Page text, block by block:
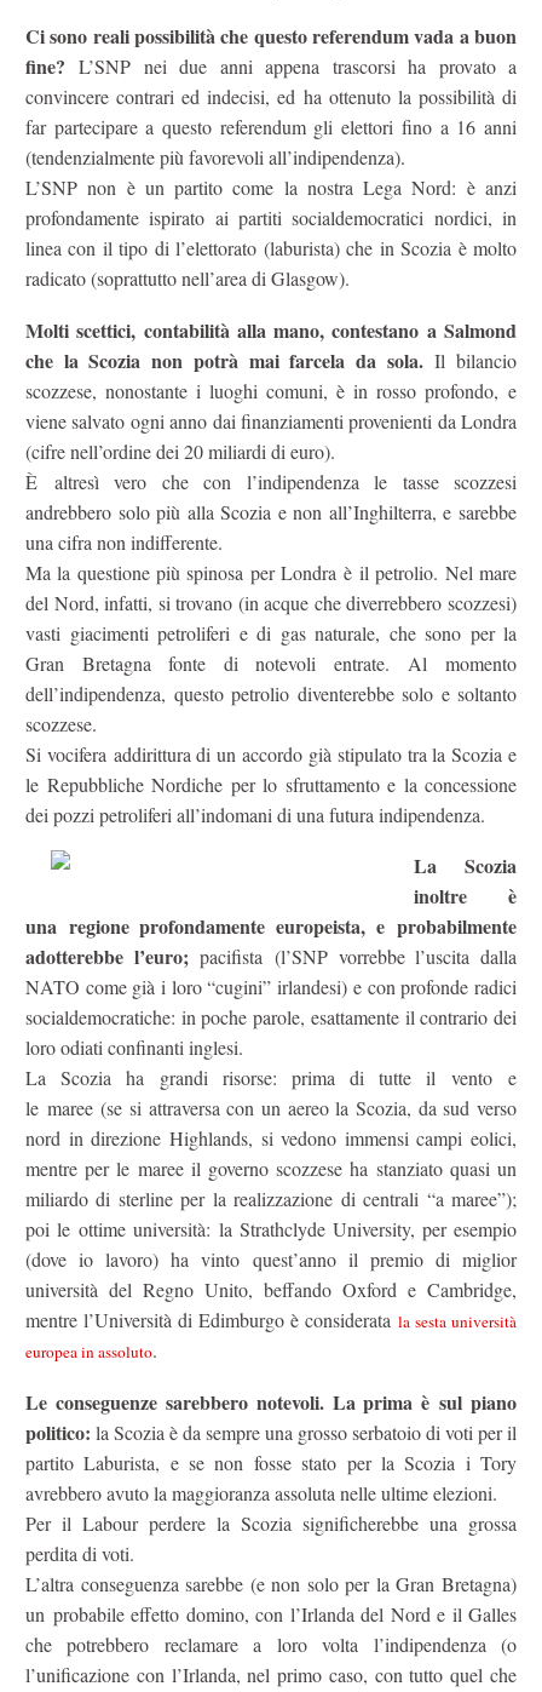
Ci sono reali possibilità che questo referendum vada a buon
fine?L’SNP nei due anni appena trascorsi ha provato a
convincere contrari ed indecisi, ed ha ottenuto la possibilità di
far partecipare a questo referendum gli elettori fino a 16 anni
(tendenzialmente più favorevoli all’indipendenza).
L’SNP non è un partito come la nostra Lega Nord: è anzi
profondamente ispirato ai partiti socialdemocratici nordici, in
linea con il tipo di l’elettorato (laburista) che in Scozia è molto
radicato (soprattutto nell’area di Glasgow).
Molti scettici, contabilità alla mano, contestano a Salmond
che la Scozia non potrà mai farcela da sola.Il bilancio
scozzese, nonostante i luoghi comuni, è in rosso profondo, e
viene salvato ogni anno dai finanziamenti provenienti da Londra
(cifre nell’ordine dei 20 miliardi di euro).
È altresì vero che con l’indipendenza le tasse scozzesi
andrebbero solo più alla Scozia e non all’Inghilterra, e sarebbe
una cifra non indifferente.
Ma la questione più spinosa per Londra è il petrolio. Nel mare
del Nord, infatti, si trovano (in acque che diverrebbero scozzesi)
vasti giacimenti petroliferi e di gas naturale, che sono per la
Gran Bretagna fonte di notevoli entrate. Al momento
dell’indipendenza, questo petrolio diventerebbe solo e soltanto
scozzese.
Si vocifera addirittura di un accordo già stipulato tra la Scozia e
le Repubbliche Nordiche per lo sfruttamento e la concessione
dei pozzi petroliferi all’indomani di una futura indipendenza.
La Scozia
inoltre è
una regione profondamente europeista, e probabilmente
adotterebbe l’euro;pacifista (l’SNP vorrebbe l’uscita dalla
NATO come già i loro “cugini” irlandesi) e con profonde radici
socialdemocratiche: in poche parole, esattamente il contrario dei
loro odiati confinanti inglesi.
La Scozia ha grandi risorse: prima di tutte il vento e
le maree (se si attraversa con un aereo la Scozia, da sud verso
nord in direzione Highlands, si vedono immensi campi eolici,
mentre per le maree il governo scozzese ha stanziato quasi un
miliardo di sterline per la realizzazione di centrali “a maree”);
poi le ottime università: la Strathclyde University, per esempio
(dove io lavoro) ha vinto quest’anno il premio di miglior
università del Regno Unito, beffando Oxford e Cambridge,
mentre l’Università di Edimburgo è considerata la sesta università
europea in assoluto.
Le conseguenze sarebbero notevoli. La prima è sul piano
politico: la Scozia è da sempre una grosso serbatoio di voti per il
partito Laburista, e se non fosse stato per la Scozia i Tory
avrebbero avuto la maggioranza assoluta nelle ultime elezioni.
Per il Labour perdere la Scozia significherebbe una grossa
perdita di voti.
L’altra conseguenza sarebbe (e non solo per la Gran Bretagna)
un probabile effetto domino, con l’Irlanda del Nord e il Galles
che potrebbero reclamare a loro volta l’indipendenza (o
l’unificazione con l’Irlanda, nel primo caso, con tutto quel che